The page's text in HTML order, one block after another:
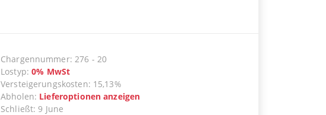
Chargennummer: 276 - 20
Lostyp:0% MwSt
Versteigerungskosten: 15,13%
Abholen: Lieferoptionen anzeigen
Schließt: 9 June